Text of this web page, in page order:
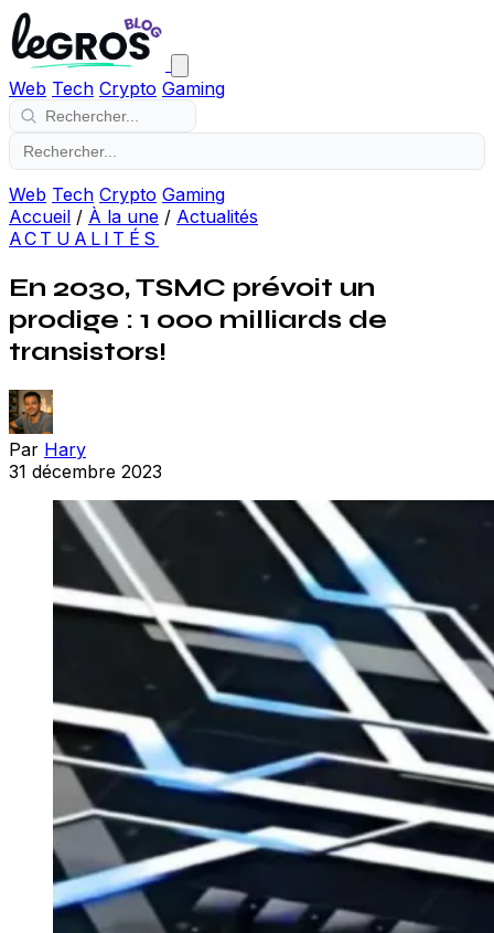
Web Tech Crypto Gaming
Web Tech Crypto Gaming
Accueil / À la une / Actualités
ACTUALITÉS
En 2030, TSMC prévoit un
prodige : 1 000 milliards de
transistors!
Par Hary
31 décembre 2023